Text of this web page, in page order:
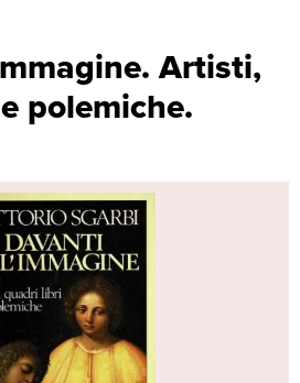
Artisti,
polemiche.
quadri, libri e polemiche. | Libri antichi